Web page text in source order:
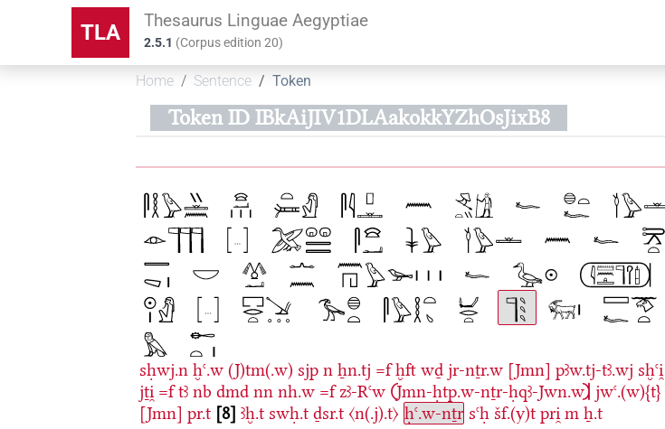
TLA Thesaurus Linguae Aegyptiae
2.5.1 (Corpus edition20)
Home Sentence Token
Token ID IBkAiJIV1DLAakokkYZhOsJixB8
sḥwj.n ḫꜥ.w (J)tm(.w) sjp n ẖn.tj =f ḫft wḏ jr-nṯr.w [Jmn] pꜣw.tj-tꜣ.wj sḫꜥi̯
jṯi̯ =f tꜣ nb dmd nn nh.w =f zꜣ-Rꜥw 𓍹Jmn-ḥtp.w-nṯr-ḥqꜣ-Jwn.w𓍺 jwꜥ.(w){t}
[Jmn] pr.t 8 ꜣḫ.t swḥ.t ḏsr.t 〈n(.j).t〉 ḥꜥ.w-nṯr sꜥḥ šf.(y)t pri̯ m ẖ.t